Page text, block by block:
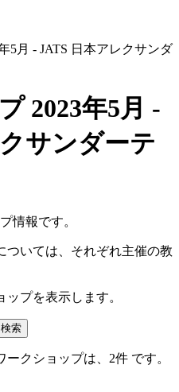
5月 - JATS 日本アレクサンダ
情報です。
ついては、それぞれ主催の教
プを表示します。
検索
クショップは、2件 です。